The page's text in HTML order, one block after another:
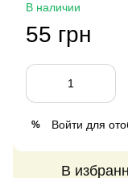
В наличии
55 грн
% Войти для
В